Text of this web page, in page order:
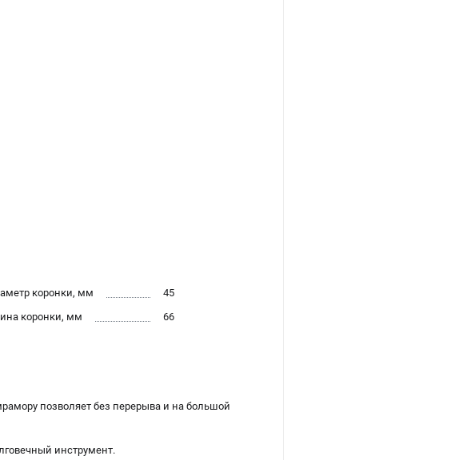
коронки, мм
45
коронки, мм
66
позволяет без перерыва и на большой
инструмент.